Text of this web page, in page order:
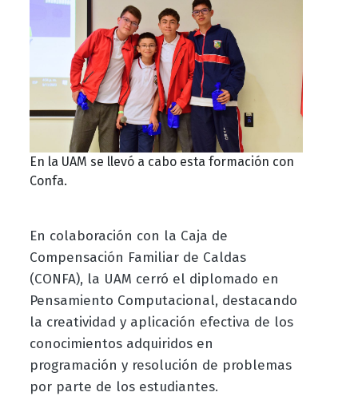
En la UAM se llevó a cabo esta formación con
Confa.
En colaboración con la Caja de
Compensación Familiar de Caldas
(CONFA), la UAM cerró el diplomado en
Pensamiento Computacional, destacando
la creatividad y aplicación efectiva de los
conocimientos adquiridos en
programación y resolución de problemas
por parte de los estudiantes.